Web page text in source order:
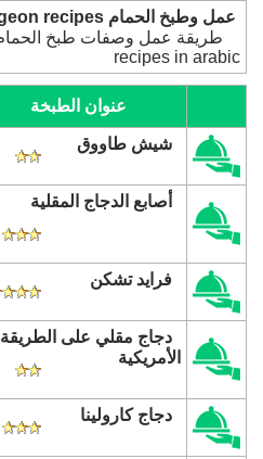
عمل وطبخ الحمام pigeon recipes
recipes in arabic
عنوان الطبخة
شيش طاووق
أصابع الدجاج المقلية
فرايد تشكن
دجاج مقلي على الطريقة
الأمريكية
دجاج كارولينا